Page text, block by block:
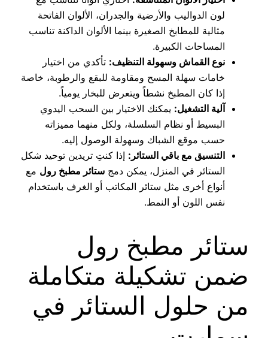
لون الدواليب والأرضية والجدران، الألوان الفاتحة
مثالية للمطابخ الصغيرة بينما الألوان الداكنة تناسب
المساحات الكبيرة.
نوع القماش وسهولة التنظيف: تأكدي من اختيار
خامات سهلة المسح ومقاومة للبقع والرطوبة، خاصة
إذا كان المطبخ نشطاً ويتعرض للبخار يومياً.
آلية التشغيل: يمكنك الاختيار بين السحب اليدوي
البسيط أو نظام السلسلة، ولكل منهما مميزاته
حسب موقع الشباك وسهولة الوصول إليه.
التنسيق مع باقي الستائر: إذا كنتِ تريدين توحيد شكل
الستائر في المنزل، يمكن دمج ستائر مطبخ رول مع
أنواع أخرى مثل ستائر المكاتب أو الغرف باستخدام
نفس اللون أو النمط.
ستائر مطبخ رول
ضمن تشكيلة متكاملة
من حلول الستائر في